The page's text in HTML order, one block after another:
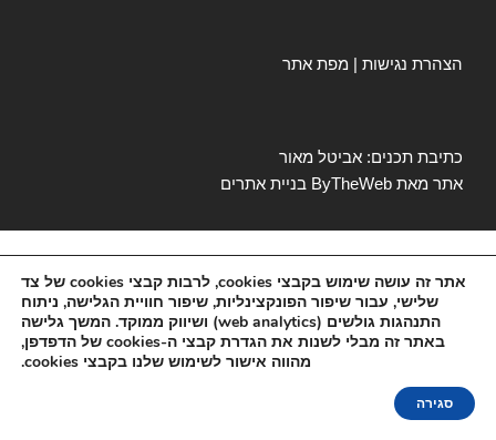
הצהרת נגישות | מפת אתר
כתיבת תכנים: אביטל מאור
אתר מאת ByTheWeb בניית אתרים
אתר זה עושה שימוש בקבצי cookies, לרבות קבצי cookies של צד
שלישי, עבור שיפור הפונקצינליות, שיפור חוויית הגלישה, ניתוח
התנהגות גולשים (web analytics) ושיווק ממוקד. המשך גלישה
באתר זה מבלי לשנות את הגדרת קבצי ה-cookies של הדפדפן,
מהווה אישור לשימוש שלנו בקבצי cookies.
סגירה